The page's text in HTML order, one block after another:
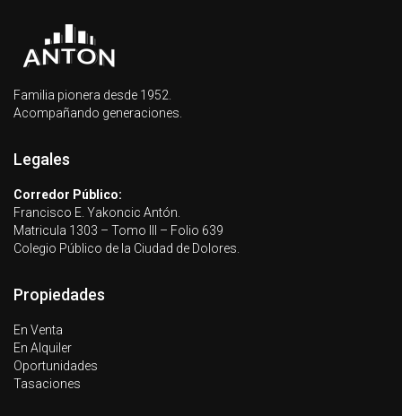
Familia pionera desde 1952.
Acompañando generaciones.
Legales
Corredor Público:
Francisco E. Yakoncic Antón.
Matricula 1303 – Tomo III – Folio 639
Colegio Público de la Ciudad de Dolores.
Propiedades
En Venta
En Alquiler
Oportunidades
Tasaciones